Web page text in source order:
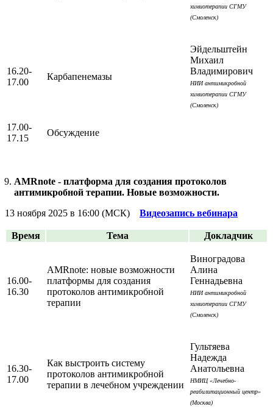
химиотерапии СГМУ
(Смоленск)
16.20-
17.00
Карбапенемазы
Эйдельштейн
Михаил
Владимирович
НИИ антимикробной
химиотерапии СГМУ
(Смоленск)
17.00-
17.15
Обсуждение
AMRnote - платформа для создания протоколов
антимикробной терапии. Новые возможности.
13 ноября 2025 в 16:00 (МСК) Видеозапись вебинара
Время Тема Докладчик
16.00-
16.30
AMRnote: новые возможности
платформы для создания
протоколов антимикробной
терапии
Виноградова
Алина
Геннадьевна
НИИ антимикробной
химиотерапии СГМУ
(Смоленск)
16.30-
17.00
Как выстроить систему
протоколов антимикробной
терапии в лечебном учреждении
Гультяева
Надежда
Анатольевна
НМИЦ «Лечебно-
реабилитационный центр»
(Москва)